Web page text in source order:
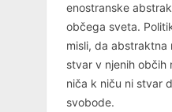
enostranske
občega sveta.
misli, da abstraktna
stvar v njenih občih
niča k niču ni stvar
svobode.